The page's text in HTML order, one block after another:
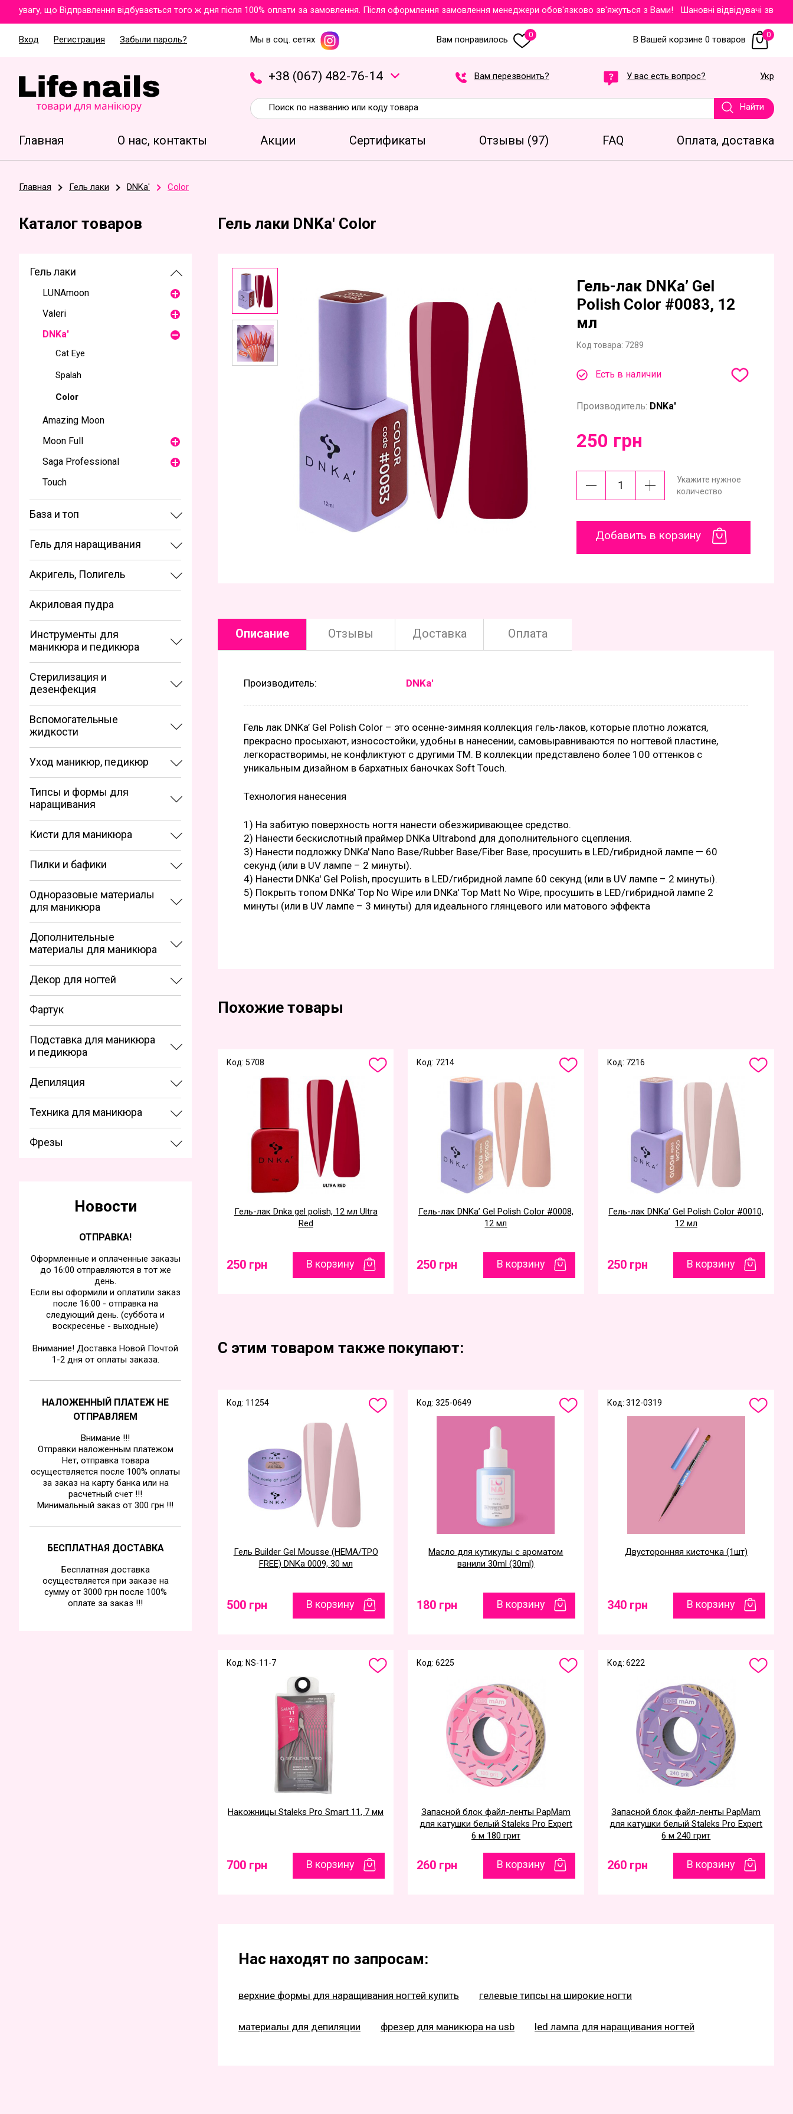
що Відправлення відбувається того ж дня після 100% оплати за замовлення. Після оформлення замовлення менеджери обов'язково зв'яжуться з Вами!Шановні відвідувачі
Вход Регистрация Забыли пароль? Мы в соц. сетях Вам понравилось 0 В Вашей корзине 0 товаров 0
+38 (067) 482-76-1 4 Вам перезвонить? У вас есть вопрос? Укр
Найти
Главная О нас, контакты Акции Сертификаты Отзывы (97) FAQ Оплата, доставка
Главная Гель лаки DNKa' Color
Каталог товаров
Гель лаки
LUNAmoon
Valeri
DNKa'
Cat Eye
Spalah
Color
Amazing Moon
Moon Full
Saga Professional
Touch
База и топ
Гель для наращивания
Акригель, Полигель
Акриловая пудра
Инструменты для
маникюра и педикюра
Стерилизация и
дезенфекция
Вспомогательные
жидкости
Уход маникюр, педикюр
Типсы и формы для
наращивания
Кисти для маникюра
Пилки и бафики
Одноразовые материалы
для маникюра
Дополнительные
материалы для маникюра
Декор для ногтей
Фартук
Подставка для маникюра
и педикюра
Депиляция
Техника для маникюра
Фрезы
Новости
ОТПРАВКА!
Оформленные и оплаченные заказы
до 16:00 отправляются в тот же
день.
Если вы оформили и оплатили заказ
после 16:00 - отправка на
следующий день. (суббота и
воскресенье - выходные)
Внимание! Доставка Новой Почтой
1-2 дня от оплаты заказа.
НАЛОЖЕННЫЙ ПЛАТЕЖ НЕ
ОТПРАВЛЯЕМ
Внимание !!!
Отправки наложенным платежом
Нет, отправка товара
осуществляется после 100% оплаты
за заказ на карту банка или на
расчетный счет !!!
Минимальный заказ от 300 грн !!!
БЕСПЛАТНАЯ ДОСТАВКА
Бесплатная доставка
осуществляется при заказе на
сумму от 3000 грн после 100%
оплате за заказ !!!
Гель лаки DNKa' Color
Гель-лак DNKa’ Gel
Polish Color #0083, 12
мл
Код товара: 7289
Есть в наличии
Производитель: DNKa'
250 грн
Укажите нужное
количество
Добавить в корзину
Описание Отзывы Доставка Оплата
Производитель: DNKa'
Гель лак DNKa’ Gel Polish Color – это осенне-зимняя коллекция гель-лаков, которые плотно ложатся,
прекрасно просыхают, износостойки, удобны в нанесении, самовыравниваются по ногтевой пластине,
легкорастворимы, не конфликтуют с другими ТМ. В коллекции представлено более 100 оттенков с
уникальным дизайном в бархатных баночках Soft Touch.
Технология нанесения
1) На забитую поверхность ногтя нанести обезжиривающее средство.
2) Нанести бескислотный праймер DNKa Ultrabond для дополнительного сцепления.
3) Нанести подложку DNKa' Nano Base/Rubber Base/Fiber Base, просушить в LED/гибридной лампе — 60
секунд (или в UV лампе – 2 минуты).
4) Нанести DNKa' Gel Polish, просушить в LED/гибридной лампе 60 секунд (или в UV лампе – 2 минуты).
5) Покрыть топом DNKa' Top No Wipe или DNKa' Top Matt No Wipe, просушить в LED/гибридной лампе 2
минуты (или в UV лампе – 3 минуты) для идеального глянцевого или матового эффекта
Похожие товары
Код: 5708
Гель-лак Dnka gel polish, 12 мл Ultra
Red
250 грн В корзину
Код: 7214
Гель-лак DNKa’ Gel Polish Color #0008,
12 мл
250 грн В корзину
Код: 7216
Гель-лак DNKa’ Gel Polish Color #0010,
12 мл
250 грн В корзину
С этим товаром также покупают:
Код: 11254
Гель Builder Gel Mousse (HEMA/TPO
FREE) DNKa 0009, 30 мл
500 грн В корзину
Код: 325-0649
Масло для кутикулы с ароматом
ванили 30ml (30ml)
180 грн В корзину
Код: 312-0319
Двусторонняя кисточка (1шт)
340 грн В корзину
Код: NS-11-7
Накожницы Staleks Pro Smart 11, 7 мм
700 грн В корзину
Код: 6225
Запасной блок файл-ленты PapMam
для катушки белый Staleks Pro Expert
6 м 180 грит
260 грн В корзину
Код: 6222
Запасной блок файл-ленты PapMam
для катушки белый Staleks Pro Expert
6 м 240 грит
260 грн В корзину
Нас находят по запросам:
верхние формы для наращивания ногтей купить гелевые типсы на широкие ногти
материалы для депиляции фрезер для маникюра на usb led лампа для наращивания ногтей